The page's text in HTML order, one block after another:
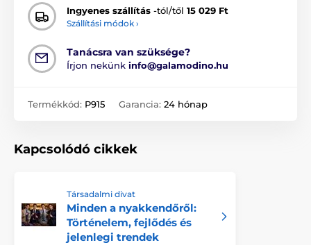
Ingyenes szállítás -tól/től 15 029 Ft
Szállítási módok ›
Tanácsra van szüksége?
Írjon nekünk info@galamodino.hu
Termékkód: P915 Garancia: 24 hónap
Kapcsolódó cikkek
Társadalmi divat
Minden a nyakkendőről:
Történelem, fejlődés és
jelenlegi trendek